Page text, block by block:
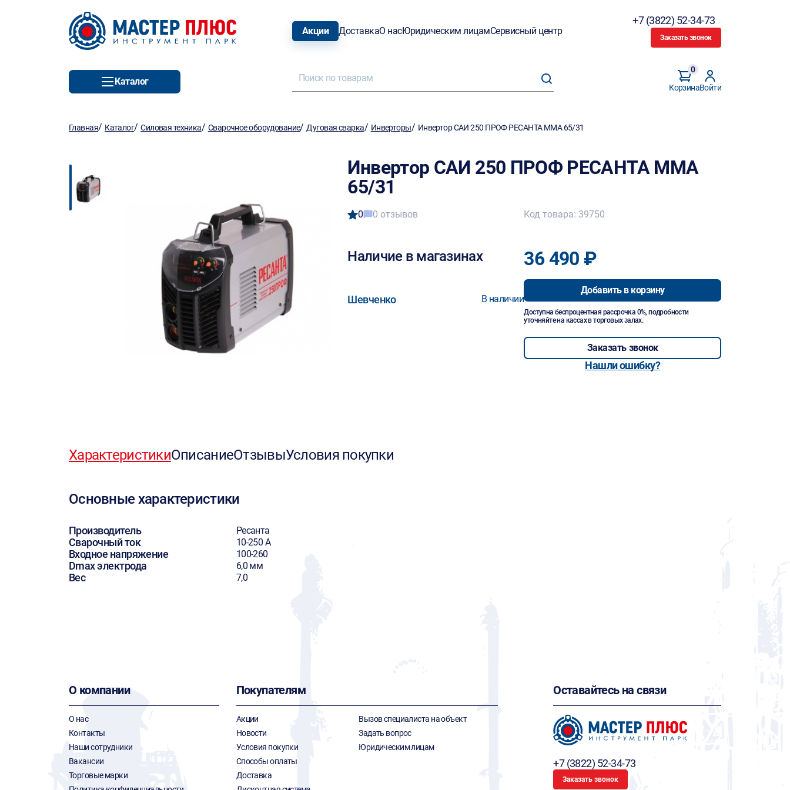
Акции ДоставкаО насЮридическим лицамСервисный центр
+7 (3822) 52-34-73
Заказать звонок
Каталог
Корзина
0
Войти
Главная/ Каталог/Силовая техника/ Сварочное оборудование/Дуговая сварка/ Инверторы/ Инвертор САИ 250 ПРОФ РЕСАНТА MMA 65/31
Инвертор САИ 250 ПРОФ РЕСАНТА MMA
65/31
0 0 отзывов
Наличие в магазинах
Шевченко В наличии
Код товара: 39750
36 490 ₽
Добавить в корзину
Доступна беспроцентная рассрочка 0%, подробности
уточняйте на кассах в торговых залах.
Заказать звонок
Нашли ошибку?
ХарактеристикиОписаниеОтзывыУсловия покупки
Основные характеристики
Производитель Ресанта
Сварочный ток 10-250 А
Входное напряжение 100-260
Dmax электрода 6,0 мм
Вес 7,0
О компании
О нас
Контакты
Наши сотрудники
Вакансии
Торговые марки
Покупателям
Акции
Новости
Условия покупки
Способы оплаты
Доставка
Вызов специалиста на объект
Задать вопрос
Юридическим лицам
Оставайтесь на связи
+7 (3822) 52-34-73
Заказать звонок